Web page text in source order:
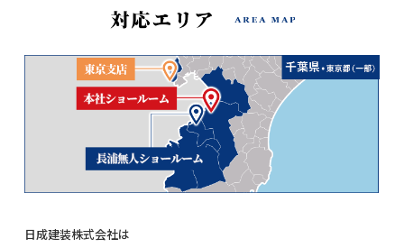
日成建装株式会社は